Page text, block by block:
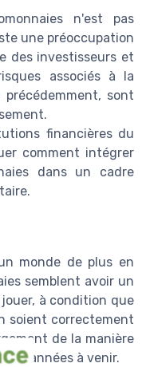
n'est pas
une préoccupation
des investisseurs et
associés à la
sont
financières du
comment intégrer
dans un cadre
monde de plus en
semblent avoir un
à condition que
soient correctement
de la manière
les années à venir.